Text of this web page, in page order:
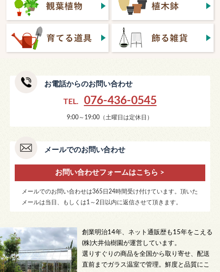
お電話からのお問い合わせ
TEL. 076-436-0545
9:00～19:00（土曜日は定休日）
メールでのお問い合わせ
お問い合わせフォームはこちら >
メールでのお問い合わせは365日24時間受け付けています。頂いた
メールは当日、もしくは1～2日以内に返信させて頂きます。
創業明治14年、ネット通販歴も15年をこえる
(株)大井仙樹園が運営しています。
選りすぐりの商品を全国から取り寄せ、配送
直前までガラス温室で管理。鮮度と品質にこ